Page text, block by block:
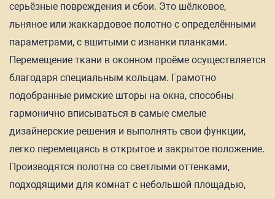
серьёзные повреждения и сбои. Это шёлковое,
льняное или жаккардовое полотно с определёнными
параметрами, с вшитыми с изнанки планками.
Перемещение ткани в оконном проёме осуществляется
благодаря специальным кольцам. Грамотно
подобранные римские шторы на окна, способны
гармонично вписываться в самые смелые
дизайнерские решения и выполнять свои функции,
легко перемещаясь в открытое и закрытое положение.
Производятся полотна со светлыми оттенками,
подходящими для комнат с небольшой площадью,